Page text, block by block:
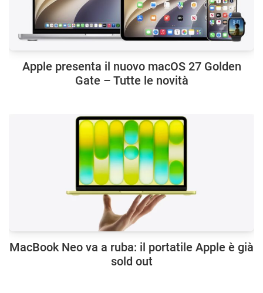
Apple presenta il nuovo macOS 27 Golden
Gate – Tutte le novità
MacBook Neo va a ruba: il portatile Apple è già
sold out